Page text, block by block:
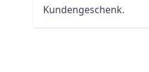
Kundengeschenk.